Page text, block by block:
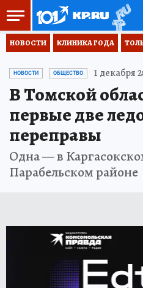
НОВОСТИ КЛИНИКА ГОДА
НОВОСТИ ОБЩЕСТВО 1 декабря
В Томской
первые две
переправы
Одна — в
Парабельском районе